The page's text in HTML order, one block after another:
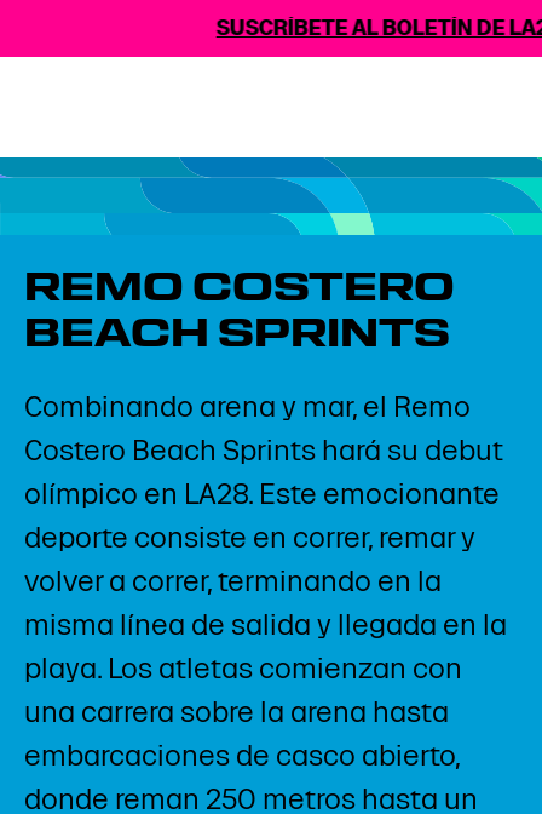
SUSCRÍBETE AL BOLETÍN DE
REMO COSTERO
BEACH SPRINTS
Combinando arena y mar, el Remo
Costero Beach Sprints hará su debut
olímpico en LA28. Este emocionante
deporte consiste en correr, remar y
volver a correr, terminando en la
misma línea de salida y llegada en la
playa. Los atletas comienzan con
una carrera sobre la arena hasta
embarcaciones de casco abierto,
donde reman 250 metros hasta un